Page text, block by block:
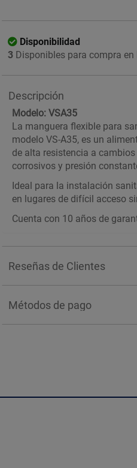
Disponibilidad
3 Disponibles para compra en
Descripción
Modelo: VSA35
La manguera flexible para
modelo VS-A35, es un
de alta resistencia a
corrosivos y presión
Ideal para la instalación
en lugares de difícil acceso
Cuenta con 10 años de
Reseñas de Clientes
Métodos de pago